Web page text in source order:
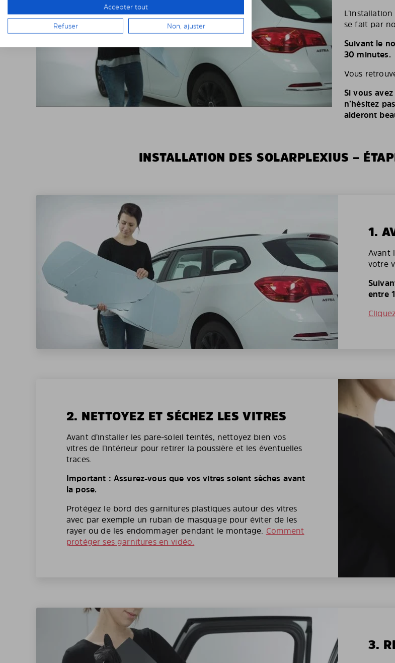
se fait par
Suivant le
30 minutes.
Vous
Si vous
n’hésitez
aideront
INSTALLATION DES SOLARPLEXIUS –
1.
Avant
votre
entre
2. NETTOYEZ ET SÉCHEZ LES VITRES
Avant d’installer les pare-soleil teintés, nettoyez bien vos
vitres de l’intérieur pour retirer la poussière et les éventuelles
traces.
Important : Assurez-vous que vos vitres soient sèches avant
la pose.
Protégez le bord des garnitures plastiques autour des vitres
avec par exemple un ruban de masquage pour éviter de les
rayer ou de les endommager pendant le montage. Comment
protéger ses garnitures en vidéo.
3.
Accepter tout
Refuser Non, ajuster